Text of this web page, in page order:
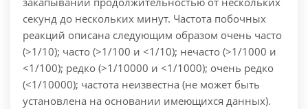
секунд до нескольких минут. Частота побочных
реакций описана следующим образом очень часто
(>1/10); часто (>1/100 и <1/10); нечасто (>1/1000 и
<1/100); редко (>1/10000 и <1/1000); очень редко
(<1/10000); частота неизвестна (не может быть
установлена на основании имеющихся данных).